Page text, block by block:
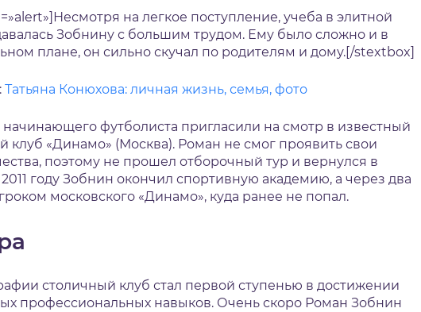
на легкое поступление, учеба в элитной
Зобнину с большим трудом. Ему было сложно и в
плане, он сильно скучал по родителям и дому.[/stextbox]
Татьяна Конюхова: личная жизнь, семья, фото
начинающего футболиста пригласили на смотр в известный
клуб «Динамо» (Москва). Роман не смог проявить свои
поэтому не прошел отборочный тур и вернулся в
2011 году Зобнин окончил спортивную академию, а через два
московского «Динамо», куда ранее не попал.
столичный клуб стал первой ступенью в достижении
профессиональных навыков. Очень скоро Роман Зобнин